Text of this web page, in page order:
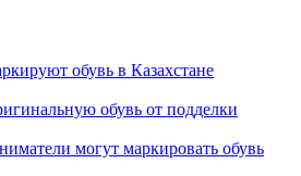
обувь в Казахстане
обувь от подделки
могут маркировать обувь